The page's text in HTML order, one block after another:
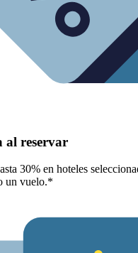
al reservar
30% en hoteles
un vuelo.*